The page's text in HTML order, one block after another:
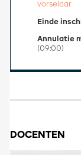
vorselaar
Einde
Annulatie
(09:00)
DOCENTEN